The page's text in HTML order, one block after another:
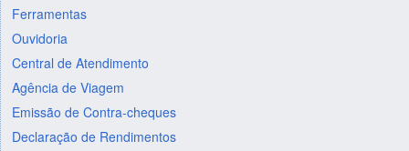
Ferramentas
Ouvidoria
Central de Atendimento
Agência de Viagem
Emissão de Contra-cheques
Declaração de Rendimentos